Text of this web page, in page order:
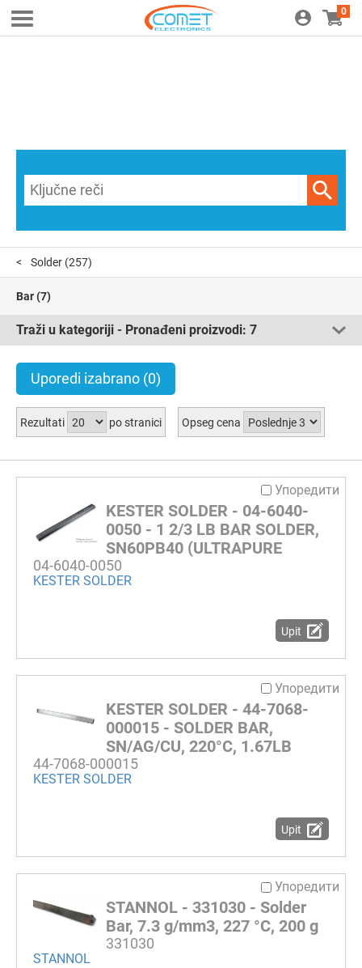
0
Solder (257)
Bar(7)
Traži u kategoriji - Pronađeni proizvodi: 7
Uporedi izabrano (0)
Rezultati po stranici Opseg cena
Упоредити
KESTER SOLDER - 04-6040-
0050 - 1 2/3 LB BAR SOLDER,
SN60PB40 (ULTRAPURE
04-6040-0050
KESTER SOLDER
Upit
Упоредити
KESTER SOLDER - 44-7068-
000015 - SOLDER BAR,
SN/AG/CU, 220°C, 1.67LB
44-7068-000015
KESTER SOLDER
Upit
Упоредити
STANNOL - 331030 - Solder
Bar, 7.3 g/mm3, 227 °C, 200 g
331030
STANNOL